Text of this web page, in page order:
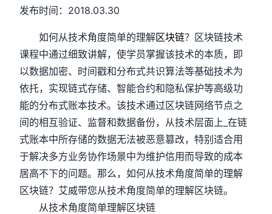
发布时间：2018.03.30
如何从技术角度简单的理解区块链？区块链技术
课程中通过细致讲解，使学员掌握该技术的本质，即
以数据加密、时间戳和分布式共识算法等基础技术为
依托，实现链式存储、智能合约和隐私保护等高级功
能的分布式账本技术。该技术通过区块链网络节点之
间的相互验证、监督和数据备份，从技术层面上_在链
式账本中所存储的数据无法被恶意篡改，特别适合用
于解决多方业务协作场景中为维护信用而导致的成本
居高不下的问题。那么，如何从技术角度简单的理解
区块链？艾威带您从技术角度简单的理解区块链。
从技术角度简单理解区块链